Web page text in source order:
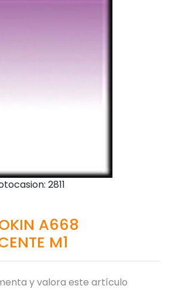
2811
A668
M1
y valora este artículo